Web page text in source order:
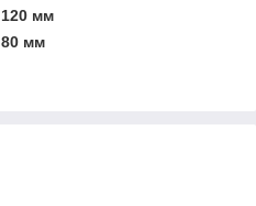
120 мм
80 мм